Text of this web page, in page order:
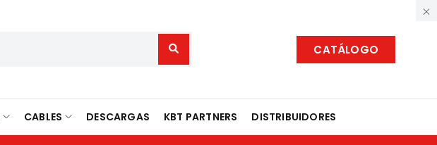
CATÁLOGO
CABLES DESCARGAS KBT PARTNERS DISTRIBUIDORES